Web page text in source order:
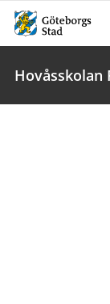
Hovåsskolan